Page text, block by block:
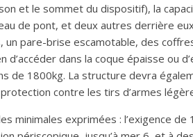
et le sommet du dispositif), la
de pont, et deux autres derrière
un pare-brise escamotable, des
dans la coque épaisse ou
de 1800kg. La structure devra
contre les tirs d’armes
minimales exprimées : l’exigence